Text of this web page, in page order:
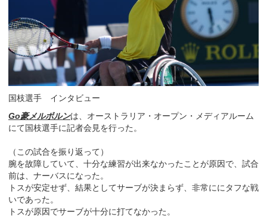
国枝選手 インタビュー
Go豪メルボルンは、オーストラリア・オープン・メディアルーム
にて国枝選手に記者会見を行った。
（この試合を振り返って）
腕を故障していて、十分な練習が出来なかったことが原因で、試合
前は、ナーバスになった。
トスが安定せず、結果としてサーブが決まらず、非常ににタフな戦
いであった。
トスが原因でサーブが十分に打てなかった。